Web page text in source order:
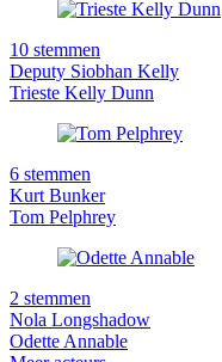
10 stemmen
Deputy Siobhan Kelly
Trieste Kelly Dunn
6 stemmen
Kurt Bunker
Tom Pelphrey
2 stemmen
Nola Longshadow
Odette Annable